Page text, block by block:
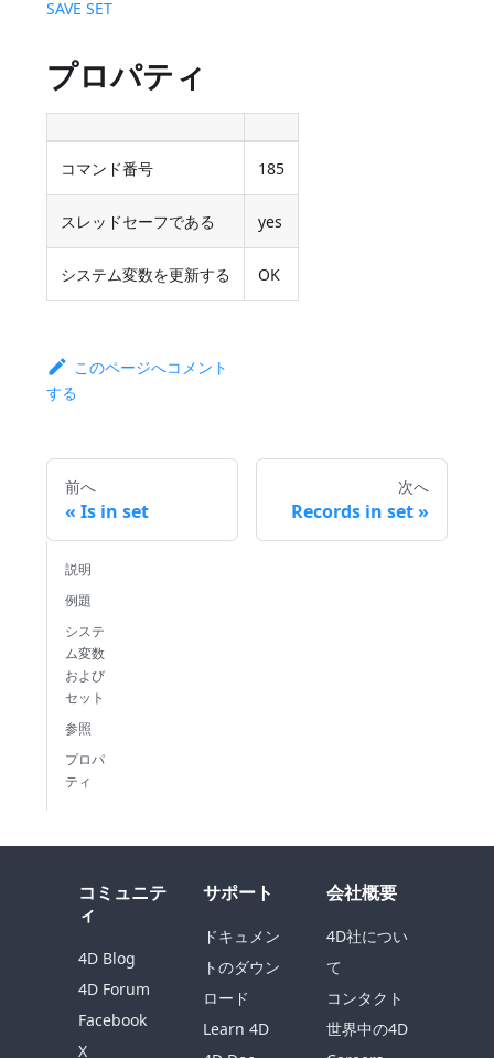
SAVE SET
プロパティ
コマンド番号 185
スレッドセーフである yes
システム変数を更新する OK
このページへコメント
する
前へ
Is in set
次へ
Records in set
説明
例題
システ
ム変数
および
セット
参照
プロパ
ティ
コミュニテ
ィ
4D Blog
4D Forum
Facebook
X
サポート
ドキュメン
トのダウン
ロード
Learn 4D
会社概要
4D社につい
て
コンタクト
世界中の4D